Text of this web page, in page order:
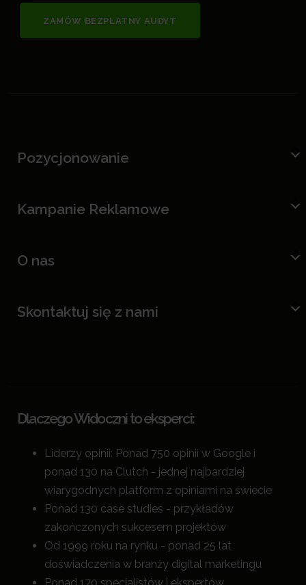
ZAMÓW BEZPŁATNY AUDYT
Pozycjonowanie
Kampanie Reklamowe
O nas
Skontaktuj się z nami
Dlaczego Widoczni to eksperci:
Liderzy opinii: Ponad 750 opinii w Google i
ponad 130 na Clutch - jednej najbardziej
wiarygodnych platform z opiniami na świecie
Ponad 130 case studies - przykładów
zakończonych sukcesem projektów
Od 1999 roku na rynku - ponad 25 lat
doświadczenia w branży digital marketingu